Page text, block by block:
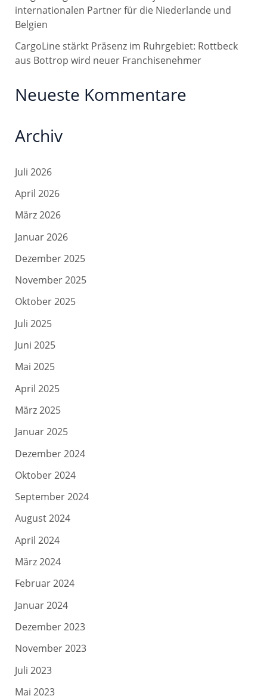
:internationalen Partner für die Niederlande und
Belgien
CargoLine stärkt Präsenz im Ruhrgebiet: Rottbeck
aus Bottrop wird neuer Franchisenehmer
Neueste Kommentare
Archiv
Juli 2026
April 2026
März 2026
Januar 2026
Dezember 2025
November 2025
Oktober 2025
Juli 2025
Juni 2025
Mai 2025
April 2025
März 2025
Januar 2025
Dezember 2024
Oktober 2024
September 2024
August 2024
April 2024
März 2024
Februar 2024
Januar 2024
Dezember 2023
November 2023
Juli 2023
Mai 2023